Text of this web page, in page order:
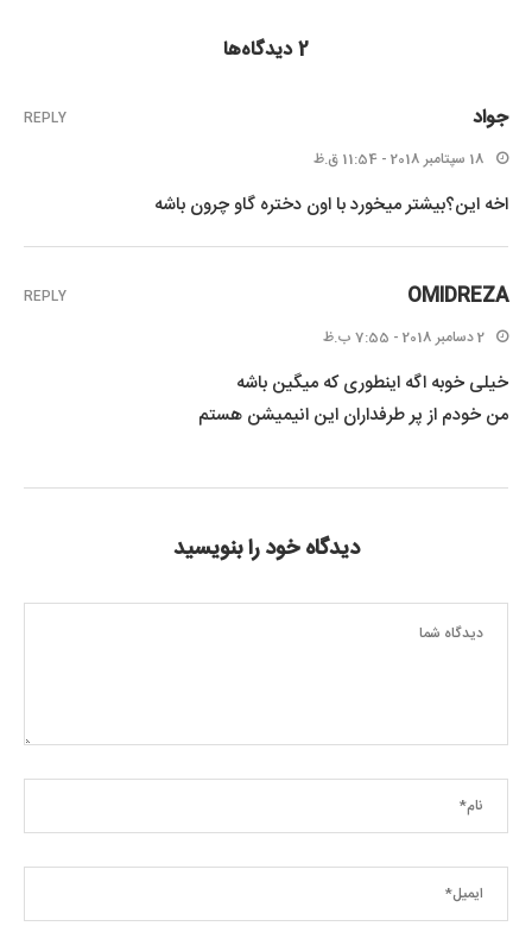
2 دیدگاه‌ها
جواد
18 سپتامبر 2018 - 11:54 ق.ظ
اخه این؟بیشتر میخورد با اون دختره گاو چرون باشه
REPLY
OMIDREZA
2 دسامبر 2018 - 7:55 ب.ظ
خیلی خوبه اگه اینطوری که میگین باشه
من خودم از پر طرفداران این انیمیشن هستم
REPLY
دیدگاه خود را بنویسید